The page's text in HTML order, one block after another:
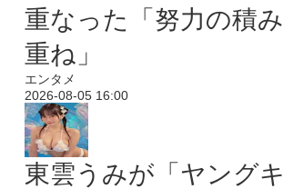
重なった「努力の積み
重ね」
エンタメ
2026-08-05 16:00
東雲うみが「ヤングキ